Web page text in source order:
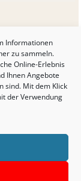
Informationen
zu sammeln.
Online-Erlebnis
Ihnen Angebote
sind. Mit dem Klick
der Verwendung
der inneren
nicht
Wesen der
aufgelöst
menschliche